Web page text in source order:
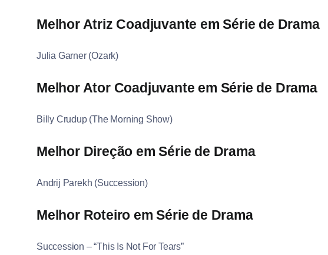
Melhor Atriz Coadjuvante em Série de Drama
Julia Garner (Ozark)
Melhor Ator Coadjuvante em Série de Drama
Billy Crudup (The Morning Show)
Melhor Direção em Série de Drama
Andrij Parekh (Succession)
Melhor Roteiro em Série de Drama
Succession – “This Is Not For Tears”